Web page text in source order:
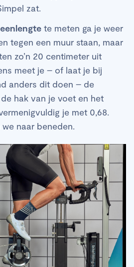
zat.
te meten ga je weer
tegen een muur staan, maar
zo’n 20 centimeter uit
meet je – of laat je bij
anders dit doen – de
hak van je voet en het
je met 0,68.
naar beneden.